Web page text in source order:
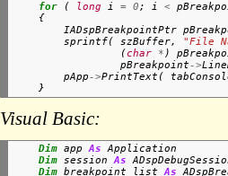
for ( long i = 0; i <
    {
IADspBreakpointPtr
        sprintf( szBuffer,
"File
                 (
char *)
                 pBreakpoint
->
        pApp
->PrintText(
Visual Basic:
Dim app As Application
Dim session As
Dim breakpoint_list As